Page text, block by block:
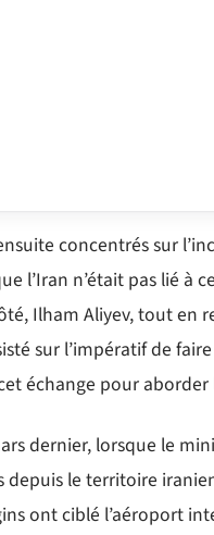
concentrés sur
l’Iran n’était pas lié à
Ilham Aliyev, tout en
sur l’impératif de
échange pour
dernier, lorsque le
depuis le territoire
ont ciblé l’aéroport